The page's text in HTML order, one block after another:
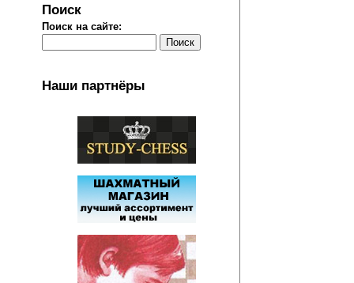
Поиск
Поиск на сайте:
Наши партнёры